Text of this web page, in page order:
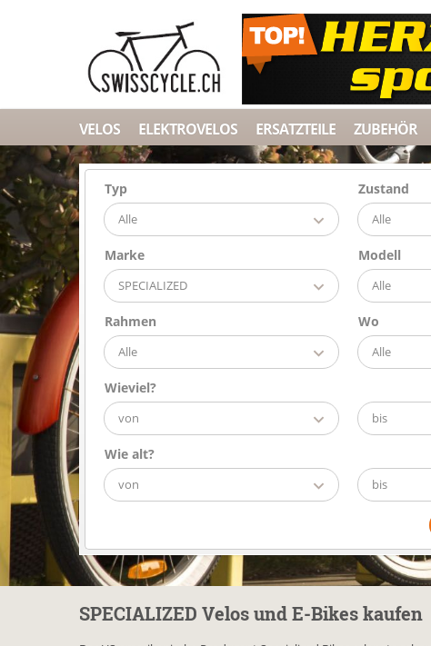
VELOS ELEKTROVELOS ERSATZTEILE ZUBEHÖR
Typ
Alle
Zustand
Alle
Marke
SPECIALIZED
Modell
Alle
Rahmen
Alle
Wo
Alle
Wieviel?
von bis
Wie alt?
von bis
SPECIALIZED Velos und E-Bikes kaufen